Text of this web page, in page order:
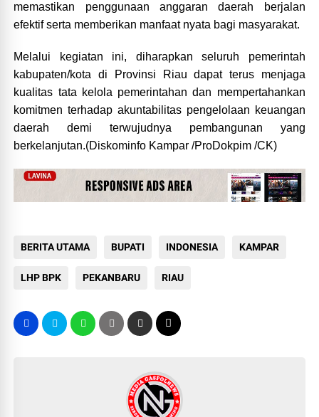
memastikan penggunaan anggaran daerah berjalan
efektif serta memberikan manfaat nyata bagi masyarakat.
Melalui kegiatan ini, diharapkan seluruh pemerintah
kabupaten/kota di Provinsi Riau dapat terus menjaga
kualitas tata kelola pemerintahan dan mempertahankan
komitmen terhadap akuntabilitas pengelolaan keuangan
daerah demi terwujudnya pembangunan yang
berkelanjutan.(Diskominfo Kampar /ProDokpim /CK)
BERITA UTAMA BUPATI INDONESIA KAMPAR
LHP BPK PEKANBARU RIAU